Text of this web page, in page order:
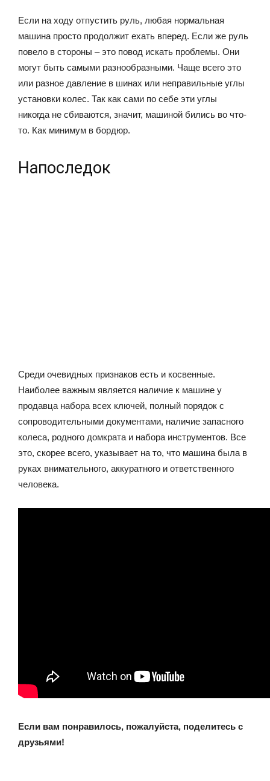
Если на ходу отпустить руль, любая нормальная
машина просто продолжит ехать вперед. Если же руль
повело в стороны – это повод искать проблемы. Они
могут быть самыми разнообразными. Чаще всего это
или разное давление в шинах или неправильные углы
установки колес. Так как сами по себе эти углы
никогда не сбиваются, значит, машиной бились во что-
то. Как минимум в бордюр.
Напоследок
Среди очевидных признаков есть и косвенные.
Наиболее важным является наличие к машине у
продавца набора всех ключей, полный порядок с
сопроводительными документами, наличие запасного
колеса, родного домкрата и набора инструментов. Все
это, скорее всего, указывает на то, что машина была в
руках внимательного, аккуратного и ответственного
человека.
Если вам понравилось, пожалуйста, поделитесь с
друзьями!